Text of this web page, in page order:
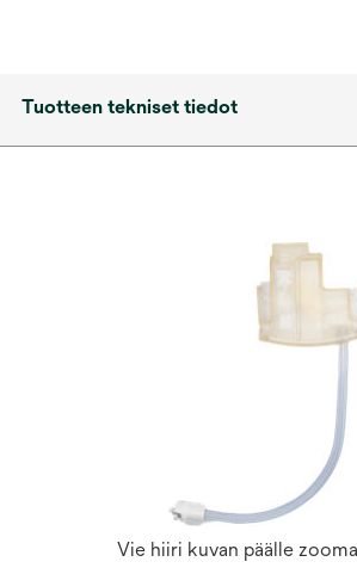
Tuotteen tekniset tiedot
Vie hiiri kuvan päälle